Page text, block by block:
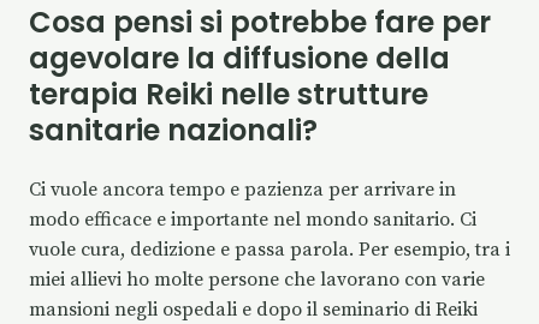
Cosa pensi si potrebbe fare per
agevolare la diffusione della
terapia Reiki nelle strutture
sanitarie nazionali?
Ci vuole ancora tempo e pazienza per arrivare in
modo efficace e importante nel mondo sanitario. Ci
vuole cura, dedizione e passa parola. Per esempio, tra i
miei allievi ho molte persone che lavorano con varie
mansioni negli ospedali e dopo il seminario di Reiki